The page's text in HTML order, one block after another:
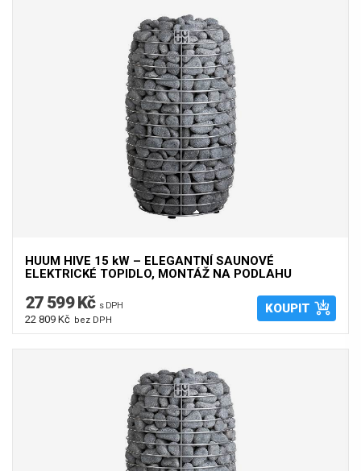
HUUM HIVE 15 kW – ELEGANTNÍ SAUNOVÉ
ELEKTRICKÉ TOPIDLO, MONTÁŽ NA PODLAHU
27 599 Kč s DPH
22 809 Kč bez DPH
KOUPIT